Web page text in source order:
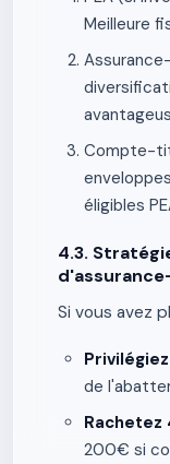
Meilleure
Compte-
éligibles
4.3.
Si vous avez
de
Rachetez
200€ si